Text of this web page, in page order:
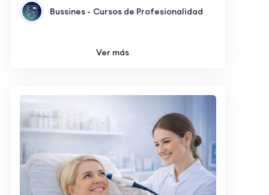
Bussines - Cursos de Profesionalidad
Ver más